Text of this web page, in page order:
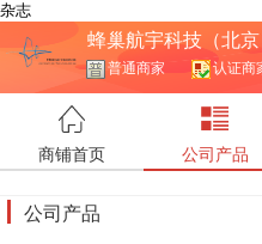
杂志
蜂巢航宇科技（北京
普通商家 认证商
商铺首页 公司产品
公司产品